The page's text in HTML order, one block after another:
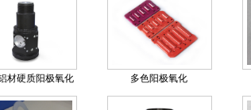
材硬质阳极氧化 多色阳极氧化